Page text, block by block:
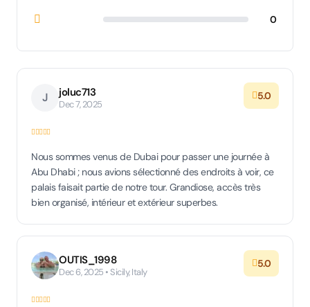
0
J joluc713
Dec 7, 2025
5.0
Nous sommes venus de Dubai pour passer une journée à
Abu Dhabi ; nous avions sélectionné des endroits à voir, ce
palais faisait partie de notre tour. Grandiose, accès très
bien organisé, intérieur et extérieur superbes.
OUTIS_1998
Dec 6, 2025 • Sicily, Italy
5.0